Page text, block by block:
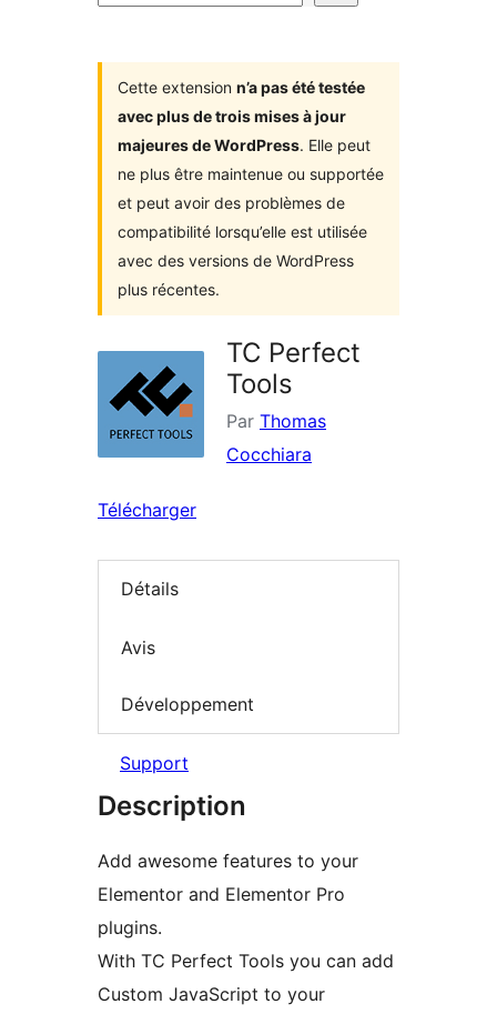
Cette extension n’a pas été testée
avec plus de trois mises à jour
majeures de WordPress. Elle peut
ne plus être maintenue ou supportée
et peut avoir des problèmes de
compatibilité lorsqu’elle est utilisée
avec des versions de WordPress
plus récentes.
TC Perfect
Tools
Par Thomas
Cocchiara
Télécharger
Détails
Avis
Développement
Support
Description
Add awesome features to your
Elementor and Elementor Pro
plugins.
With TC Perfect Tools you can add
Custom JavaScript to your